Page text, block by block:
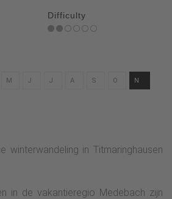
Difficulty
M J J A S O N
winterwandeling in Titmaringhausen
in de vakantieregio Medebach zijn